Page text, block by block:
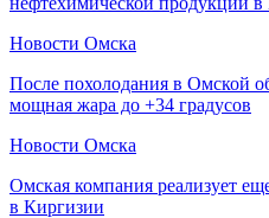
Новости Омска
После похолодания в Омской
мощная жара до +34 градусов
Новости Омска
Омская компания реализует
в Киргизии